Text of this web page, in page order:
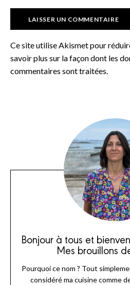
Ce site utilise Akismet pour
savoir plus sur la façon dont les
commentaires sont traitées.
Bonjour à tous et
Mes brouillons
Pourquoi ce nom ? Tout
considéré ma cuisine comme